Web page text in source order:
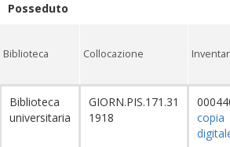
Posseduto
Biblioteca Collocazione
Biblioteca
universitaria
GIORN.PIS.171.31
1918
copia